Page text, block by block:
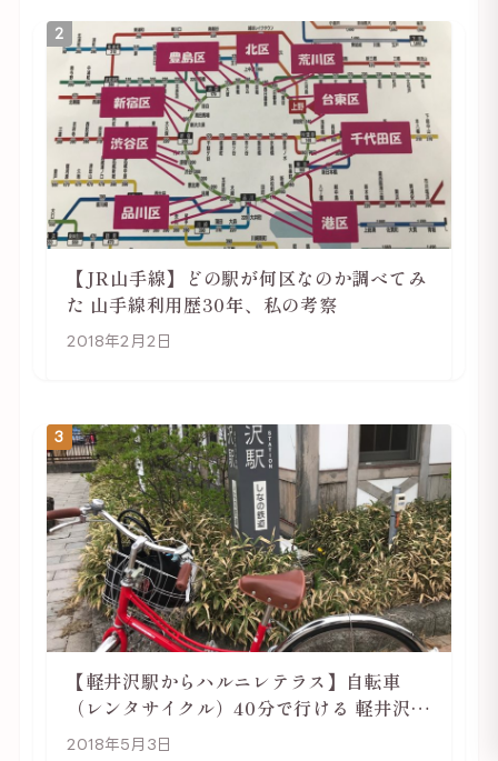
2
【JR山手線】どの駅が何区なのか調べてみ
た 山手線利用歴30年、私の考察
2018年2月2日
3
【軽井沢駅からハルニレテラス】自転車
（レンタサイクル）40分で行ける 軽井沢旅
行は自転車利用がおススメ
2018年5月3日